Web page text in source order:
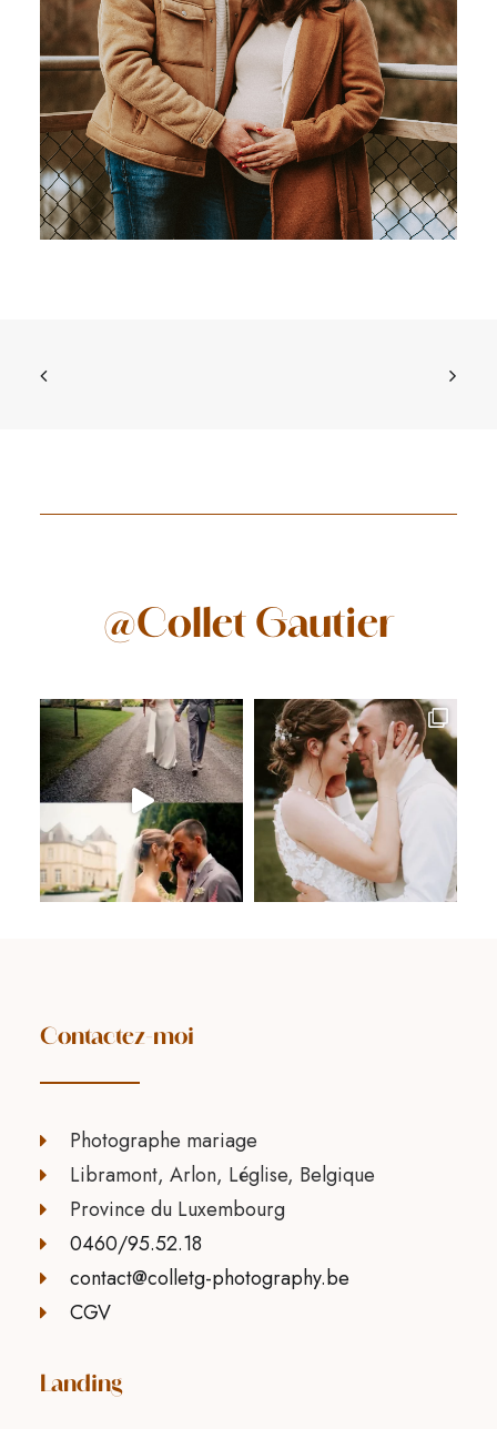
@Collet Gautier
Contactez-moi
Photographe mariage
Libramont, Arlon, Léglise, Belgique
Province du Luxembourg
0460/95.52.18
contact@colletg-photography.be
CGV
Landing